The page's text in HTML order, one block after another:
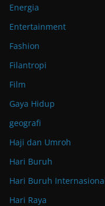
Energia
Entertainment
Fashion
Filantropi
Film
Gaya Hidup
geografi
Haji dan Umroh
Hari Buruh
Hari Buruh
Hari Raya